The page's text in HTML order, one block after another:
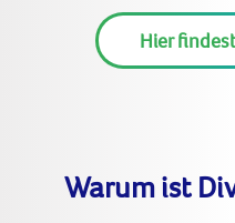
Hier
Warum ist